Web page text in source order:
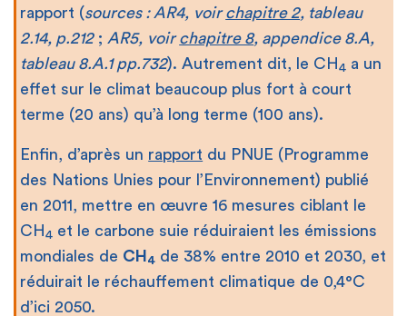
rapport (sources : AR4, voirchapitre 2, tableau
2.14, p.212; AR5, voirchapitre 8, appendice 8.A,
tableau 8.A.1 pp.732). Autrement dit, le CH 4 a un
effet sur le climat beaucoup plus fort à court
terme (20 ans) qu’à long terme (100 ans).
Enfin, d’après un rapport du PNUE (Programme
des Nations Unies pour l’Environnement) publié
en 2011, mettre en œuvre 16 mesures ciblant le
CH 4 et le carbone suie réduiraient les émissions
mondiales de CH 4 de 38% entre 2010 et 2030, et
réduirait le réchauffement climatique de 0,4°C
d’ici 2050.